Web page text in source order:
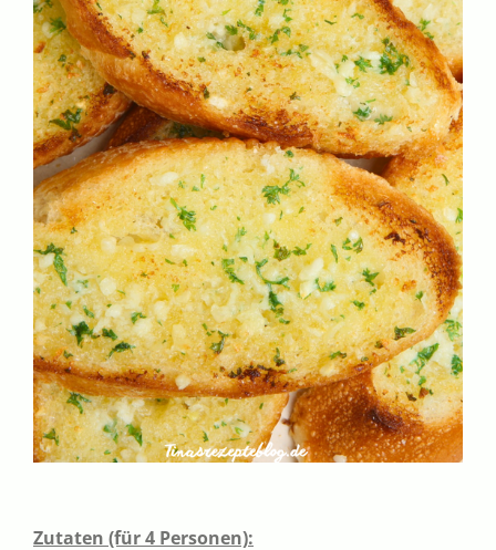
Zutaten (für 4 Personen):